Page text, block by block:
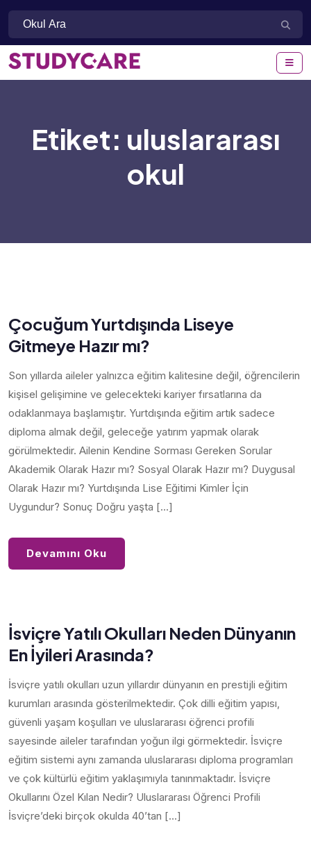
Etiket: uluslararası
okul
Çocuğum Yurtdışında Liseye
Gitmeye Hazır mı?
Son yıllarda aileler yalnızca eğitim kalitesine değil, öğrencilerin
kişisel gelişimine ve gelecekteki kariyer fırsatlarına da
odaklanmaya başlamıştır. Yurtdışında eğitim artık sadece
diploma almak değil, geleceğe yatırım yapmak olarak
görülmektedir. Ailenin Kendine Sorması Gereken Sorular
Akademik Olarak Hazır mı? Sosyal Olarak Hazır mı? Duygusal
Olarak Hazır mı? Yurtdışında Lise Eğitimi Kimler İçin
Uygundur? Sonuç Doğru yaşta […]
Devamını Oku
İsviçre Yatılı Okulları Neden Dünyanın
En İyileri Arasında?
İsviçre yatılı okulları uzun yıllardır dünyanın en prestijli eğitim
kurumları arasında gösterilmektedir. Çok dilli eğitim yapısı,
güvenli yaşam koşulları ve uluslararası öğrenci profili
sayesinde aileler tarafından yoğun ilgi görmektedir. İsviçre
eğitim sistemi aynı zamanda uluslararası diploma programları
ve çok kültürlü eğitim yaklaşımıyla tanınmaktadır. İsviçre
Okullarını Özel Kılan Nedir? Uluslararası Öğrenci Profili
İsviçre’deki birçok okulda 40’tan […]